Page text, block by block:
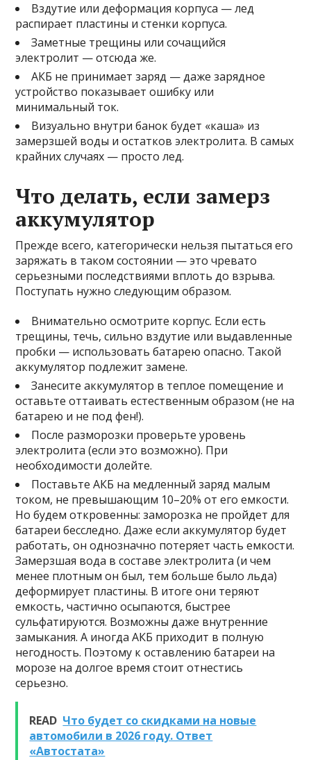
Вздутие или деформация корпуса — лед
распирает пластины и стенки корпуса.
Заметные трещины или сочащийся
электролит — отсюда же.
АКБ не принимает заряд — даже зарядное
устройство показывает ошибку или
минимальный ток.
Визуально внутри банок будет «каша» из
замерзшей воды и остатков электролита. В самых
крайних случаях — просто лед.
Что делать, если замерз
аккумулятор
Прежде всего, категорически нельзя пытаться его
заряжать в таком состоянии — это чревато
серьезными последствиями вплоть до взрыва.
Поступать нужно следующим образом.
Внимательно осмотрите корпус. Если есть
трещины, течь, сильно вздутие или выдавленные
пробки — использовать батарею опасно. Такой
аккумулятор подлежит замене.
Занесите аккумулятор в теплое помещение и
оставьте оттаивать естественным образом (не на
батарею и не под фен!).
После разморозки проверьте уровень
электролита (если это возможно). При
необходимости долейте.
Поставьте АКБ на медленный заряд малым
током, не превышающим 10–20% от его емкости.
Но будем откровенны: заморозка не пройдет для
батареи бесследно. Даже если аккумулятор будет
работать, он однозначно потеряет часть емкости.
Замерзшая вода в составе электролита (и чем
менее плотным он был, тем больше было льда)
деформирует пластины. В итоге они теряют
емкость, частично осыпаются, быстрее
сульфатируются. Возможны даже внутренние
замыкания. А иногда АКБ приходит в полную
негодность. Поэтому к оставлению батареи на
морозе на долгое время стоит отнестись
серьезно.
READ Что будет со скидками на новые
автомобили в 2026 году. Ответ
«Автостата»